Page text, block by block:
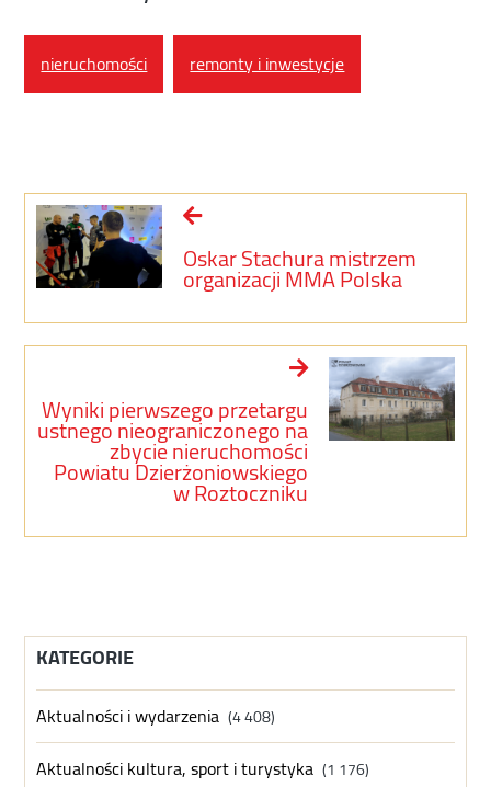
nieruchomości remonty i inwestycje
Oskar Stachura mistrzem
organizacji MMA Polska
Wyniki pierwszego przetargu
ustnego nieograniczonego na
zbycie nieruchomości
Powiatu Dzierżoniowskiego
w Roztoczniku
KATEGORIE
Aktualności i wydarzenia (4 408)
Aktualności kultura, sport i turystyka (1 176)